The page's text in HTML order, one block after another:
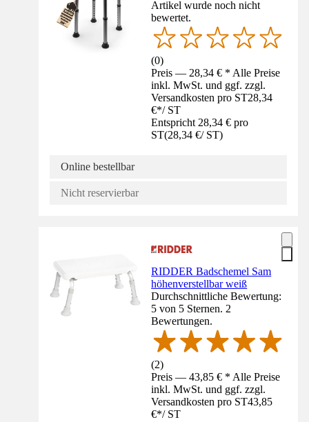
Artikel wurde noch nicht
bewertet.
(0)
Preis — 28,34 € * Alle Preise
inkl. MwSt. und ggf. zzgl.
Versandkosten pro ST28,34
€*/ ST
Entspricht 28,34 € pro
ST(28,34 €/ ST)
Online bestellbar
Nicht reservierbar
RIDDER Badschemel Sam
höhenverstellbar weiß
Durchschnittliche Bewertung:
5 von 5 Sternen. 2
Bewertungen.
(2)
Preis — 43,85 € * Alle Preise
inkl. MwSt. und ggf. zzgl.
Versandkosten pro ST43,85
€*/ ST